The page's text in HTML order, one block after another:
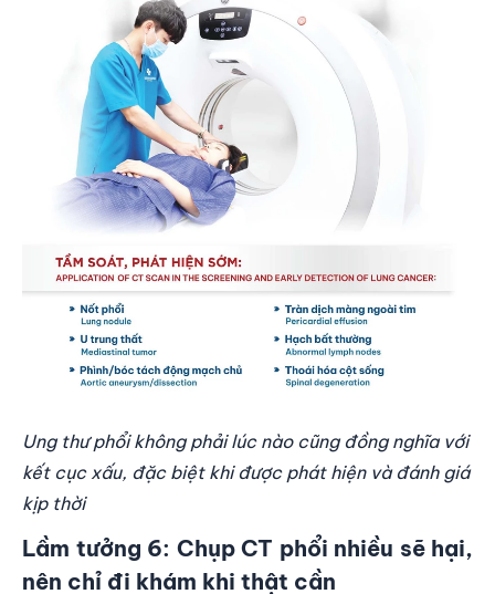
Ung thư phổi không phải lúc nào cũng đồng nghĩa với
kết cục xấu, đặc biệt khi được phát hiện và đánh giá
kịp thời
Lầm tưởng 6: Chụp CT phổi nhiều sẽ hại,
nên chỉ đi khám khi thật cần